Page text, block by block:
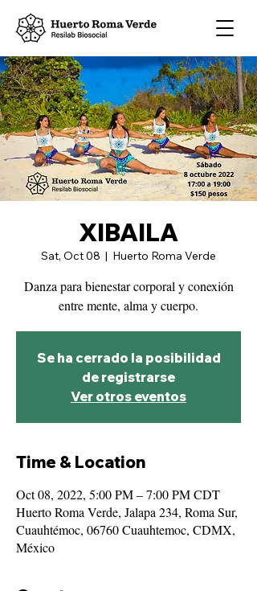
XIBAILA
Sat, Oct 08
  |
Huerto Roma Verde
Danza para bienestar corporal y conexión
entre mente, alma y cuerpo.
Se ha cerrado la posibilidad
de registrarse
Ver otros eventos
Time & Location
Oct 08, 2022, 5:00 PM – 7:00 PM CDT
Huerto Roma Verde, Jalapa 234, Roma Sur,
Cuauhtémoc, 06760 Cuauhtemoc, CDMX,
México